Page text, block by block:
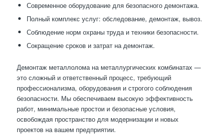
Современное оборудование для безопасного демонтажа.
Полный комплекс услуг: обследование, демонтаж, вывоз.
Соблюдение норм охраны труда и техники безопасности.
Сокращение сроков и затрат на демонтаж.
Демонтаж металлолома на металлургических комбинатах —
это сложный и ответственный процесс, требующий
профессионализма, оборудования и строгого соблюдения
безопасности. Мы обеспечиваем высокую эффективность
работ, минимальные простои и безопасные условия,
освобождая пространство для модернизации и новых
проектов на вашем предприятии.